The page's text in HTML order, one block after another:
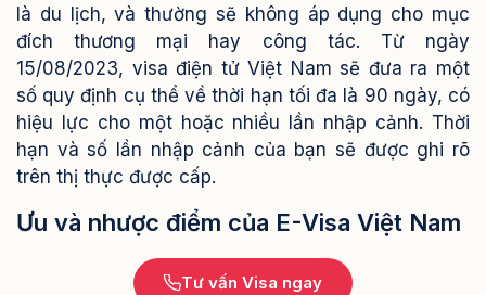
là du lịch, và thường sẽ không áp dụng cho mục
đích thương mại hay công tác.
Từ ngày
15/08/2023, visa điện tử Việt Nam sẽ đưa ra một
số quy định cụ thể về thời hạn tối đa là 90 ngày, có
hiệu lực cho một hoặc nhiều lần nhập cảnh. Thời
hạn và số lần nhập cảnh của bạn sẽ được ghi rõ
trên thị thực được cấp.
Ưu và nhược điểm của E-Visa Việt Nam
Tư vấn Visa ngay